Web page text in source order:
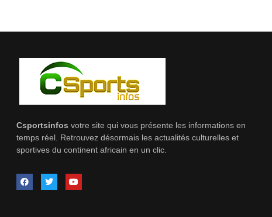
Csportsinfos votre site qui vous présente les informations en
temps réel. Retrouvez désormais les actualités culturelles et
sportives du continent africain en un clic.